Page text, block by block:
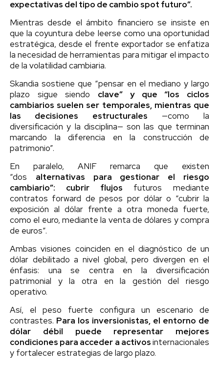
expectativas del tipo de cambio spot futuro”.
Mientras desde el ámbito financiero se insiste en
que la coyuntura debe leerse como una oportunidad
estratégica, desde el frente exportador se enfatiza
la necesidad de herramientas para mitigar el impacto
de la volatilidad cambiaria.
Skandia sostiene que “pensar en el mediano y largo
plazo sigue siendo clave” y que “los ciclos
cambiarios suelen ser temporales, mientras que
las decisiones estructurales —como la
diversificación y la disciplina— son las que terminan
marcando la diferencia en la construcción de
patrimonio”.
En paralelo, ANIF remarca que existen
“dos alternativas para gestionar el riesgo
cambiario”: cubrir flujos futuros mediante
contratos forward de pesos por dólar o “cubrir la
exposición al dólar frente a otra moneda fuerte,
como el euro, mediante la venta de dólares y compra
de euros”.
Ambas visiones coinciden en el diagnóstico de un
dólar debilitado a nivel global, pero divergen en el
énfasis: una se centra en la diversificación
patrimonial y la otra en la gestión del riesgo
operativo.
Así, el peso fuerte configura un escenario de
contrastes. Para los inversionistas, el entorno de
dólar débil puede representar mejores
condiciones para acceder a activosinternacionales
y fortalecer estrategias de largo plazo.